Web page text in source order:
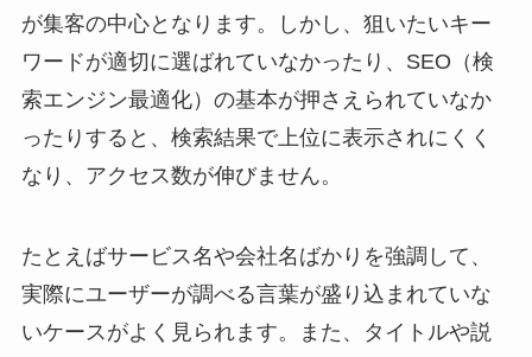
が集客の中心となります。しかし、狙いたいキー
ワードが適切に選ばれていなかったり、SEO（検
索エンジン最適化）の基本が押さえられていなか
ったりすると、検索結果で上位に表示されにくく
なり、アクセス数が伸びません。
たとえばサービス名や会社名ばかりを強調して、
実際にユーザーが調べる言葉が盛り込まれていな
いケースがよく見られます。また、タイトルや説